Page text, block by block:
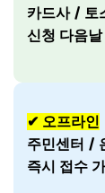
카드사 / 토
신청 다음
✔ 오프라인
주민센터 /
즉시 접수